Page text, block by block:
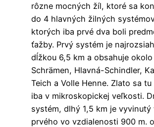
rôzne mocných žíl, ktoré sa
do 4 hlavných žilných
ktorých iba prvé dva boli
ťažby. Prvý systém je
dĺžkou 6,5 km a obsahuje
Schrämen, Hlavná-Schindler,
Teich a Volle Henne. Zlato sa
iba v mikroskopickej veľkosti.
systém, dlhý 1,5 km je vyvinutý
prvého vo vzdialenosti 900 m.